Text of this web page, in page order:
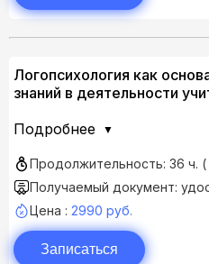
Логопсихология как
знаний в деятельности
Подробнее
Продолжительность: 36 ч. (
Получаемый документ:
Цена : 2990 руб.
Записаться